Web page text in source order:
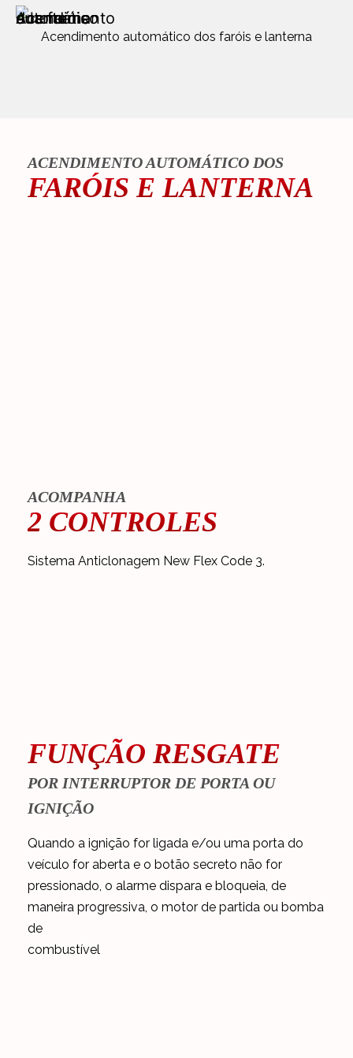
Acendimento automático dos faróis e lanterna
ACENDIMENTO AUTOMÁTICO DOS
FARÓIS E LANTERNA
ACOMPANHA
2 CONTROLES
Sistema Anticlonagem New Flex Code 3.
FUNÇÃO RESGATE
POR INTERRUPTOR DE PORTA OU
IGNIÇÃO
Quando a ignição for ligada e/ou uma porta do
veículo for aberta e o botão secreto não for
pressionado, o alarme dispara e bloqueia, de
maneira progressiva, o motor de partida ou bomba
de
combustível